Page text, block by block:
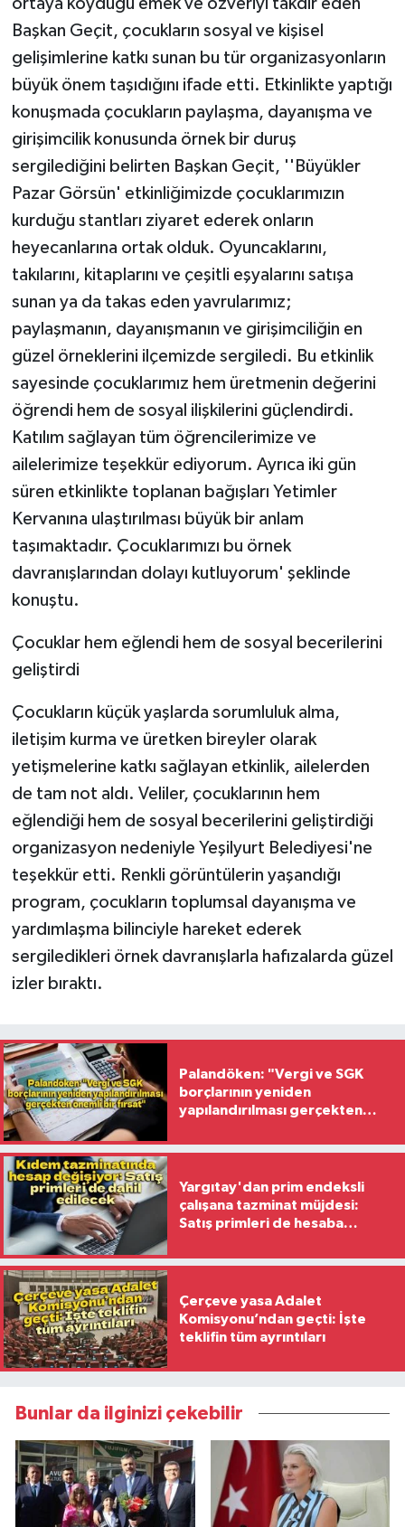
Başkan Geçit, çocukların sosyal ve kişisel
gelişimlerine katkı sunan bu tür organizasyonların
büyük önem taşıdığını ifade etti. Etkinlikte yaptığı
konuşmada çocukların paylaşma, dayanışma ve
girişimcilik konusunda örnek bir duruş
sergilediğini belirten Başkan Geçit, ''Büyükler
Pazar Görsün' etkinliğimizde çocuklarımızın
kurduğu stantları ziyaret ederek onların
heyecanlarına ortak olduk. Oyuncaklarını,
takılarını, kitaplarını ve çeşitli eşyalarını satışa
sunan ya da takas eden yavrularımız;
paylaşmanın, dayanışmanın ve girişimciliğin en
güzel örneklerini ilçemizde sergiledi. Bu etkinlik
sayesinde çocuklarımız hem üretmenin değerini
öğrendi hem de sosyal ilişkilerini güçlendirdi.
Katılım sağlayan tüm öğrencilerimize ve
ailelerimize teşekkür ediyorum. Ayrıca iki gün
süren etkinlikte toplanan bağışları Yetimler
Kervanına ulaştırılması büyük bir anlam
taşımaktadır. Çocuklarımızı bu örnek
davranışlarından dolayı kutluyorum' şeklinde
konuştu.
Çocuklar hem eğlendi hem de sosyal becerilerini
geliştirdi
Çocukların küçük yaşlarda sorumluluk alma,
iletişim kurma ve üretken bireyler olarak
yetişmelerine katkı sağlayan etkinlik, ailelerden
de tam not aldı. Veliler, çocuklarının hem
eğlendiği hem de sosyal becerilerini geliştirdiği
organizasyon nedeniyle Yeşilyurt Belediyesi'ne
teşekkür etti. Renkli görüntülerin yaşandığı
program, çocukların toplumsal dayanışma ve
yardımlaşma bilinciyle hareket ederek
sergiledikleri örnek davranışlarla hafızalarda güzel
izler bıraktı.
Palandöken: "Vergi ve SGK
borçlarının yeniden
yapılandırılması gerçekten
Yargıtay'dan prim endeksli
çalışana tazminat müjdesi:
Satış primleri de hesaba
Çerçeve yasa Adalet
Komisyonu’ndan geçti: İşte
teklifin tüm ayrıntıları
Bunlar da ilginizi çekebilir